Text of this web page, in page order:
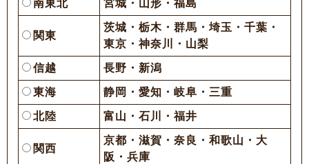
南東北 宮城・山形・福島
関東
茨城・栃木・群馬・埼玉・千葉・
東京・神奈川・山梨
信越 長野・新潟
東海 静岡・愛知・岐阜・三重
北陸 富山・石川・福井
関西
京都・滋賀・奈良・和歌山・大
阪・兵庫